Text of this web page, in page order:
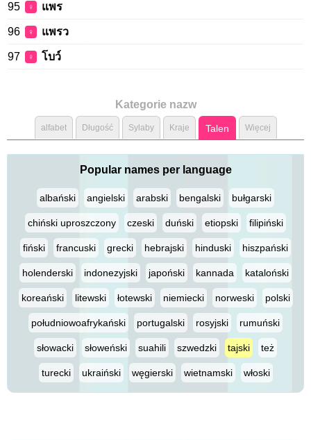
95 ♀ แพร
96 ♀ แพรว
97 ♀ โบว์
Kategorie nazw
alfabet Długość Sylaby Kraje Talen Więcej
Popular names per language
albański angielski arabski bengalski bułgarski
chiński uproszczony czeski duński etiopski filipiński
fiński francuski grecki hebrajski hinduski hiszpański
holenderski indonezyjski japoński kannada kataloński
koreański litewski łotewski niemiecki norweski polski
południowoafrykański portugalski rosyjski rumuński
słowacki słoweński suahili szwedzki tajski też
turecki ukraiński węgierski wietnamski włoski